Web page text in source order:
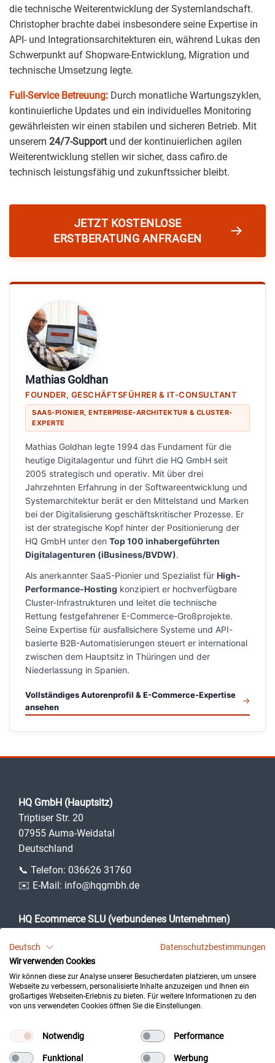
die technische Weiterentwicklung der Systemlandschaft.
Christopher brachte dabei insbesondere seine Expertise in
API- und Integrationsarchitekturen ein, während Lukas den
Schwerpunkt auf Shopware-Entwicklung, Migration und
technische Umsetzung legte.
Full-Service Betreuung: Durch monatliche Wartungszyklen,
kontinuierliche Updates und ein individuelles Monitoring
gewährleisten wir einen stabilen und sicheren Betrieb. Mit
unserem 24/7-Supportund der kontinuierlichen agilen
Weiterentwicklung stellen wir sicher, dass cafiro.de
technisch leistungsfähig und zukunftssicher bleibt.
JETZT KOSTENLOSE
ERSTBERATUNG ANFRAGEN
Mathias Goldhan
FOUNDER, GESCHÄFTSFÜHRER & IT-CONSULTANT
SAAS-PIONIER, ENTERPRISE-ARCHITEKTUR & CLUSTER-
EXPERTE
Mathias Goldhan legte 1994 das Fundament für die
heutige Digitalagentur und führt die HQ GmbH seit
2005 strategisch und operativ. Mit über drei
Jahrzehnten Erfahrung in der Softwareentwicklung und
Systemarchitektur berät er den Mittelstand und Marken
bei der Digitalisierung geschäftskritischer Prozesse. Er
ist der strategische Kopf hinter der Positionierung der
HQ GmbH unter den Top 100 inhabergeführten
Digitalagenturen (iBusiness/BVDW).
Als anerkannter SaaS-Pionier und Spezialist für High-
Performance-Hosting konzipiert er hochverfügbare
Cluster-Infrastrukturen und leitet die technische
Rettung festgefahrener E-Commerce-Großprojekte.
Seine Expertise für ausfallsichere Systeme und API-
basierte B2B-Automatisierungen steuert er international
zwischen dem Hauptsitz in Thüringen und der
Niederlassung in Spanien.
Vollständiges Autorenprofil & E-Commerce-Expertise
ansehen
HQ GmbH (Hauptsitz)
Triptiser Str. 20
07955 Auma-Weidatal
Deutschland
📞 Telefon: 036626 31760
✉️ E-Mail: info@hqgmbh.de
HQ Ecommerce SLU (verbundenes Unternehmen)
07360 Lloseta (Illes Balears)
Spanien
Impressum
Kontakt
Deutsch
Datenschutzbestimmungen
Wir verwenden Cookies
Wir können diese zur Analyse unserer Besucherdaten platzieren, um unsere
Webseite zu verbessern, personalisierte Inhalte anzuzeigen und Ihnen ein
großartiges Webseiten-Erlebnis zu bieten. Für weitere Informationen zu den
von uns verwendeten Cookies öffnen Sie die Einstellungen.
Notwendig Performance
Funktional Werbung